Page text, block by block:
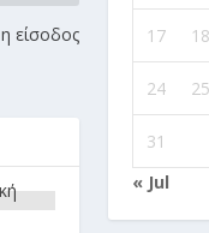
είσοδος 17 18
24 25
31
« Jul